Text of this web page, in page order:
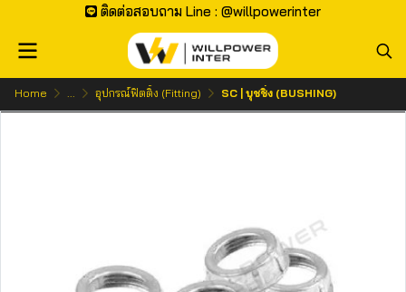
ติดต่อสอบถาม Line : @willpowerinter
Home ... อุปกรณ์ฟิตติ้ง (Fitting) SC | บุชชิ่ง (BUSHING)